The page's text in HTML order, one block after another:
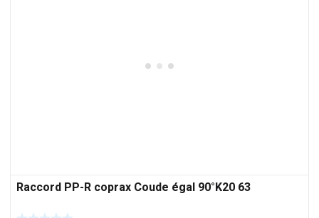
Raccord PP-R coprax Coude égal 90°K20 63